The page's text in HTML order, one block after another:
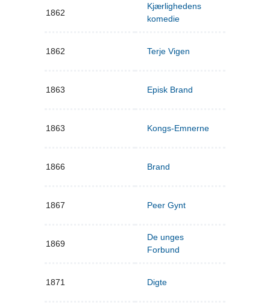
1862
Kjærlighedens
komedie
1862 Terje Vigen
1863 Episk Brand
1863 Kongs-Emnerne
1866 Brand
1867 Peer Gynt
1869
De unges
Forbund
1871 Digte